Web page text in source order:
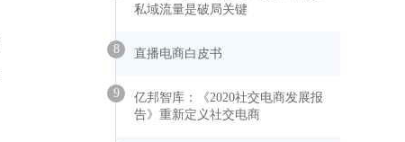
私域流量是破局关键
8 直播电商白皮书
9
亿邦智库：《2020社交电商发展报
告》重新定义社交电商